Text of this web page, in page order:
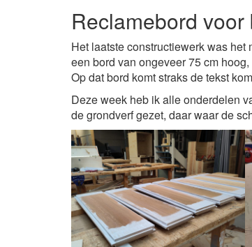
Reclamebord
Het laatste constructiewerk was
een bord van ongeveer 75 cm
Op dat bord komt straks de tekst
Deze week heb ik alle onderdelen
de grondverf gezet, daar waar de